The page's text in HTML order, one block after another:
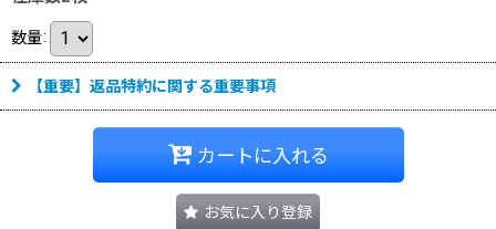
数量:
【重要】返品特約に関する重要事項
カートに入れる
お気に入り登録